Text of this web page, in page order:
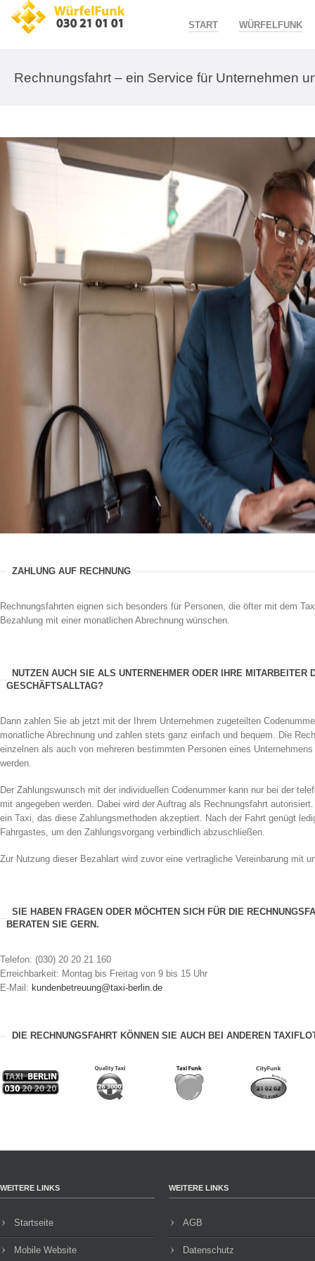
START WÜRFELFUNK
Rechnungsfahrt – ein Service für Unternehmen
ZAHLUNG AUF RECHNUNG
Rechnungsfahrten eignen sich besonders für Personen, die öfter mit dem
Bezahlung mit einer monatlichen Abrechnung wünschen.
NUTZEN AUCH SIE ALS UNTERNEHMER ODER IHRE MITARBEITER
GESCHÄFTSALLTAG?
Dann zahlen Sie ab jetzt mit der Ihrem Unternehmen zugeteilten
monatliche Abrechnung und zahlen stets ganz einfach und bequem. Die
einzelnen als auch von mehreren bestimmten Personen eines
werden.
Der Zahlungswunsch mit der individuellen Codenummer kann nur bei der
mit angegeben werden. Dabei wird der Auftrag als Rechnungsfahrt
ein Taxi, das diese Zahlungsmethoden akzeptiert. Nach der Fahrt genügt
Fahrgastes, um den Zahlungsvorgang verbindlich abzuschließen.
Zur Nutzung dieser Bezahlart wird zuvor eine vertragliche Vereinbarung mit
SIE HABEN FRAGEN ODER MÖCHTEN SICH FÜR DIE
BERATEN SIE GERN.
Telefon: (030) 20 20 21 160
Erreichbarkeit: Montag bis Freitag von 9 bis 15 Uhr
E-Mail: kundenbetreuung@taxi-berlin.de
DIE RECHNUNGSFAHRT KÖNNEN SIE AUCH BEI ANDEREN
WEITERE LINKS
Startseite
Mobile Website
WEITERE LINKS
AGB
Datenschutz